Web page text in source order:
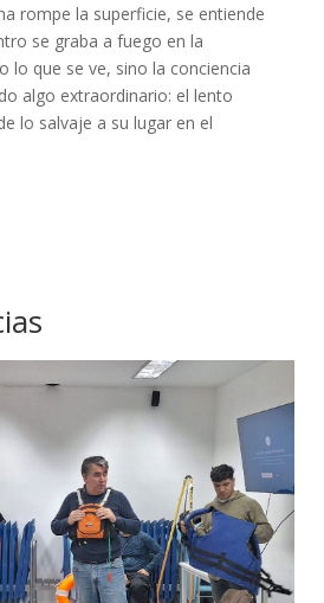
rompe la superficie, se entiende
se graba a fuego en la
lo que se ve, sino la conciencia
algo extraordinario: el lento
lo salvaje a su lugar en el